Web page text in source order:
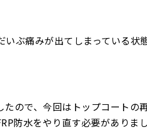
ぶ痛みが出てしまっている状
ので、今回はトップコートの
防水をやり直す必要がありまし